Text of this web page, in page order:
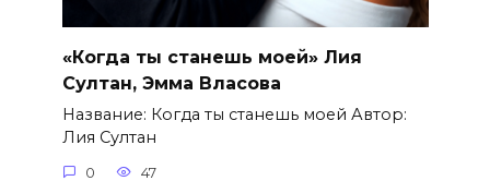
«Когда ты станешь моей» Лия
Султан, Эмма Власова
Название: Когда ты станешь моей Автор:
Лия Султан
0 47